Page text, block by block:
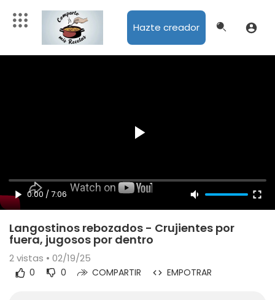
Hazte creador
0:00 /7:06
Langostinos rebozados - Crujientes por
fuera, jugosos por dentro
2vistas • 02/19/25
0 0 COMPARTIR EMPOTRAR